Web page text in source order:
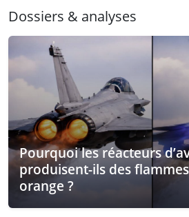
Dossiers & analyses
Pourquoi les réacteurs
produisent-ils des
orange ?